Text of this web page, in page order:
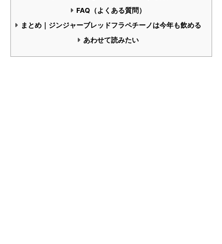
FAQ（よくある質問）
まとめ｜ジンジャーブレッドフラペチーノは今年も飲める
あわせて読みたい